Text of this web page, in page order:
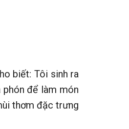
biết: Tôi sinh ra
để làm món
thơm đặc trưng